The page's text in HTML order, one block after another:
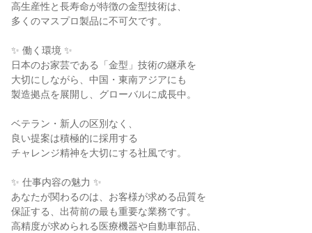
高生産性と長寿命が特徴の金型技術は、
多くのマスプロ製品に不可欠です。
✨ 働く環境 ✨
日本のお家芸である「金型」技術の継承を
大切にしながら、中国・東南アジアにも
製造拠点を展開し、グローバルに成長中。
ベテラン・新人の区別なく、
良い提案は積極的に採用する
チャレンジ精神を大切にする社風です。
✨ 仕事内容の魅力 ✨
あなたが関わるのは、お客様が求める品質を
保証する、出荷前の最も重要な業務です。
高精度が求められる医療機器や自動車部品、